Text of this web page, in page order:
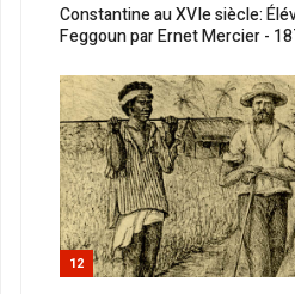
Constantine au XVIe siècle:
Feggoun par Ernet Mercier -
12